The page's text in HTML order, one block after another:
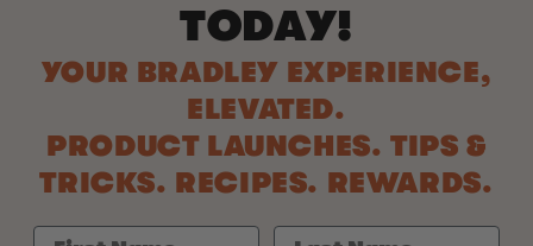
TODAY!
YOUR BRADLEY EXPERIENCE,
ELEVATED.
PRODUCT LAUNCHES. TIPS &
TRICKS. RECIPES. REWARDS.